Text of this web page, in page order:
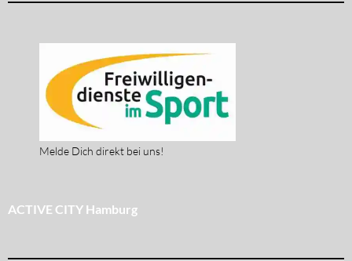
Melde Dich direkt bei uns!
ACTIVE CITY Hamburg